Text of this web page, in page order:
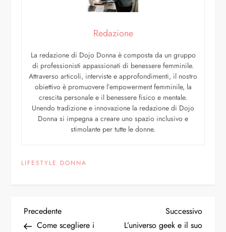
Redazione
La redazione di Dojo Donna è composta da un gruppo
di professionisti appassionati di benessere femminile.
Attraverso articoli, interviste e approfondimenti, il nostro
obiettivo è promuovere l’empowerment femminile, la
crescita personale e il benessere fisico e mentale.
Unendo tradizione e innovazione la redazione di Dojo
Donna si impegna a creare uno spazio inclusivo e
stimolante per tutte le donne.
LIFESTYLE DONNA
Precedente
Come scegliere i
Successivo
L’universo geek e il suo